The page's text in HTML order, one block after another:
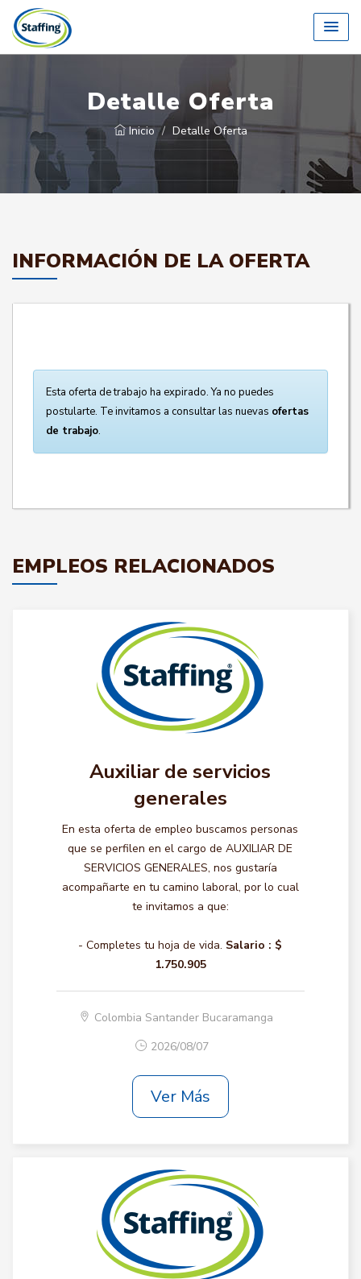
Detalle Oferta
Inicio Detalle Oferta
INFORMACIÓN DE LA OFERTA
Esta oferta de trabajo ha expirado. Ya no puedes
postularte. Te invitamos a consultar las nuevas ofertas
de trabajo.
EMPLEOS RELACIONADOS
Auxiliar de servicios
generales
En esta oferta de empleo buscamos personas
que se perfilen en el cargo de AUXILIAR DE
SERVICIOS GENERALES, nos gustaría
acompañarte en tu camino laboral, por lo cual
te invitamos a que:
- Completes tu hoja de vida. Salario : $
1.750.905
Colombia Santander Bucaramanga
2026/08/07
Ver Más